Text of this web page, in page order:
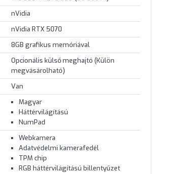
nVidia
nVidia RTX 5070
8GB grafikus memóriával
Opcionális külső meghajtó (Külön
megvásárolható)
Van
Magyar
Háttérvilágítású
NumPad
Webkamera
Adatvédelmi kamerafedél
TPM chip
RGB háttérvilágítású billentyűzet